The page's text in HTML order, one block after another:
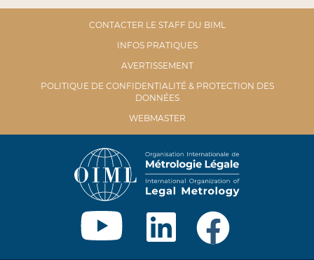
CONTACTER LE STAFF DU BIML
INFOS PRATIQUES
AVERTISSEMENT
POLITIQUE DE CONFIDENTIALITÉ & PROTECTION DES
DONNÉES
WEBMASTER